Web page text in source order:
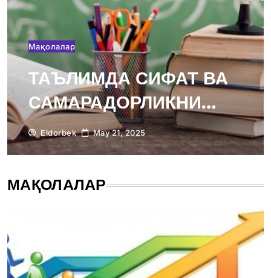
Мақолалар
ТАЪЛИМДА СИФАТ ВА
САМАРАДОРЛИКНИ
ОШИРИШ ЛОЙИҲАСИ
Eldorbek May 21, 2025
МАҚОЛАЛАР